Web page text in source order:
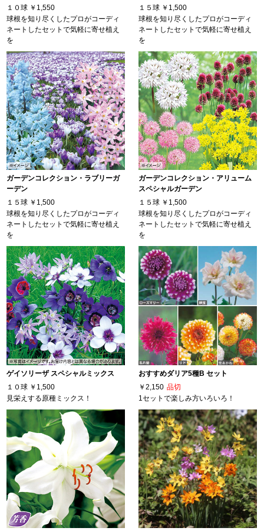
１０球 ￥1,550
球根を知り尽くしたプロがコーディ
ネートしたセットで気軽に寄せ植え
を
１５球 ￥1,500
球根を知り尽くしたプロがコーディ
ネートしたセットで気軽に寄せ植え
を
ガーデンコレクション・ラブリーガ
ーデン
１５球 ￥1,500
球根を知り尽くしたプロがコーディ
ネートしたセットで気軽に寄せ植え
を
ガーデンコレクション・アリューム
スペシャルガーデン
１５球 ￥1,500
球根を知り尽くしたプロがコーディ
ネートしたセットで気軽に寄せ植え
を
ゲイソリーザ スペシャルミックス
１０球 ￥1,500
見栄えする原種ミックス！
おすすめダリア5種B セット
￥2,150 品切
1セットで楽しみ方いろいろ！